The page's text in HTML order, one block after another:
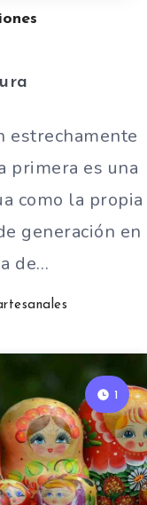
estrechamente
primera es una
como la propia
generación en
de…
1